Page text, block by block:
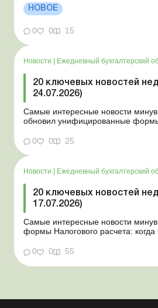
положении Для сельхозпредприятий и ФЛП введены
новые разовые статистические формы Со 2
изменяется порядок зачисления
работы в стр...
НОВОЕ
0 0 15
Новости Ежедневный бухгалтерский
20 ключевых новостей
24.07.2026)
Самые интересные новости
обновил унифицированные
новость о создании
статус «в розыске»: что нужно
Закон о ВПЛ: ка...
0 0 25
Новости Ежедневный бухгалтерский
20 ключевых новостей
17.07.2026)
Самые интересные новости
формы Налогового расчета: когда
переоформления отсрочки от
Координационный центр по
0 0 55